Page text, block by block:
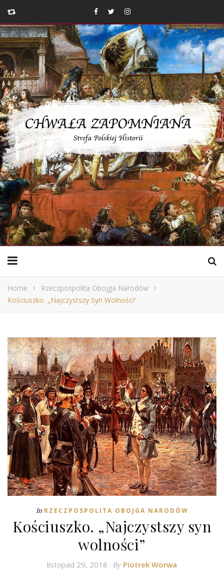
Home
Rzeczpospolita Obojga Narodów
Kościuszko. „Najczystszy Syn Wolności”
In RZECZPOSPOLITA OBOJGA NARODÓW
Kościuszko. „Najczystszy syn
wolności”
listopad 29, 2018 By Piotrek Worwa